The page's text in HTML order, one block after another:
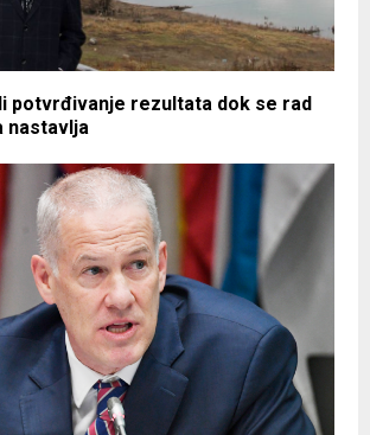
potvrđivanje rezultata dok se rad
nastavlja